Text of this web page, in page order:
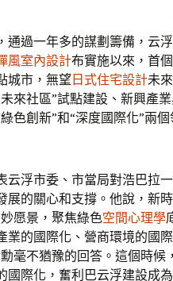
通過一年多的謀劃籌備，云
風室內設計布實施以來，首
城市，無望 日式住宅設計未
來社區”試點建設、新興產
色創新”和“深度國際化”兩
云浮市委、市當局對浩巴拉
展的關心和支撐。他說，新
愿景，聚焦綠色空間心理學
業的國際化、營商環境的國
毫不猶豫的回答。這個時
國際化，奮利巴云浮建設成